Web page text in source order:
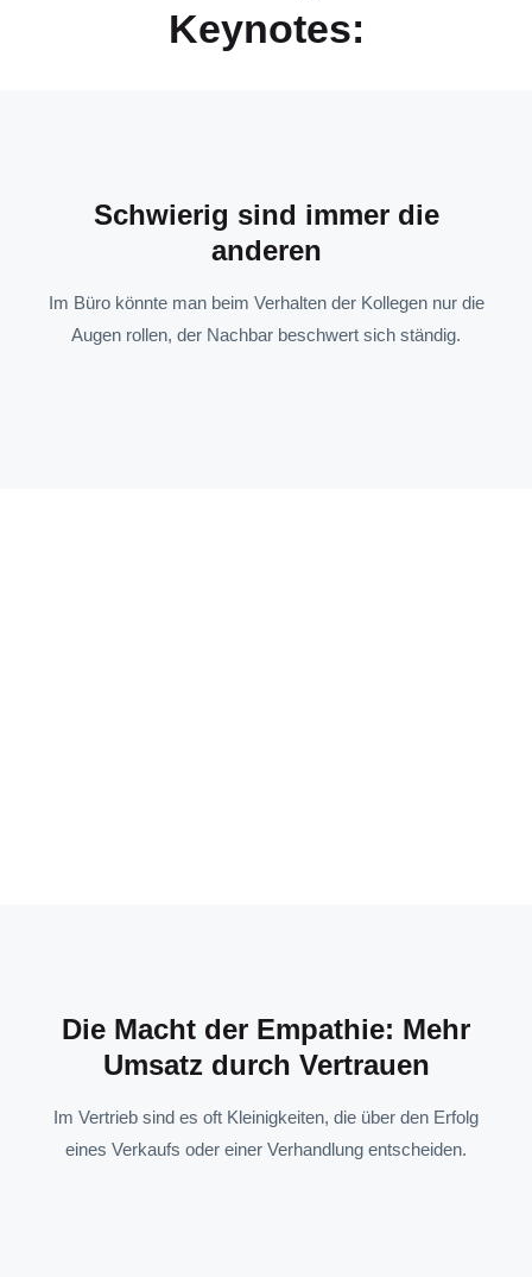
Keynotes:
Schwierig sind immer die
anderen
Im Büro könnte man beim Verhalten der Kollegen nur die
Augen rollen, der Nachbar beschwert sich ständig.
Die Macht der Empathie: Mehr
Umsatz durch Vertrauen
Im Vertrieb sind es oft Kleinigkeiten, die über den Erfolg
eines Verkaufs oder einer Verhandlung entscheiden.